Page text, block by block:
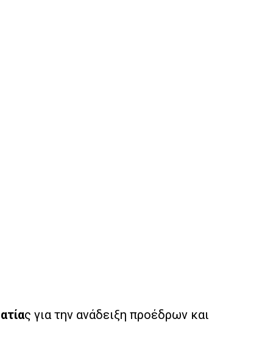
ς για την ανάδειξη προέδρων και